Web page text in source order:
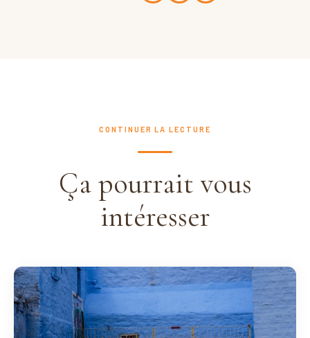
CONTINUER LA LECTURE
Ça pourrait vous
intéresser